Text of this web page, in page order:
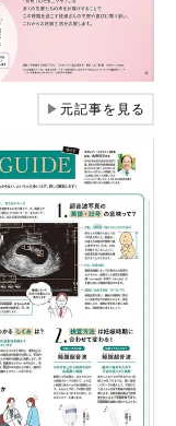
▶元記事を見る